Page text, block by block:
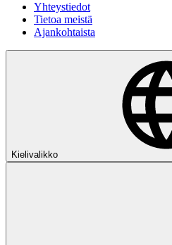
Yhteystiedot
Tietoa meistä
Ajankohtaista
Kielivalikko